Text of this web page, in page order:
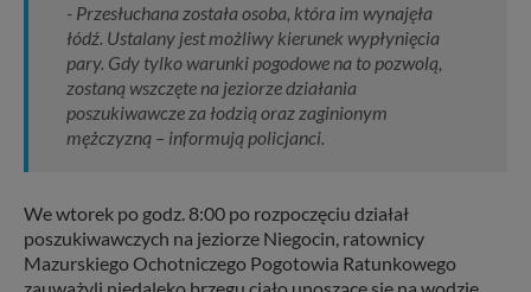
- Przesłuchana została osoba, która im wynajęła
łódź. Ustalany jest możliwy kierunek wypłynięcia
pary. Gdy tylko warunki pogodowe na to pozwolą,
zostaną wszczęte na jeziorze działania
poszukiwawcze za łodzią oraz zaginionym
mężczyzną – informują policjanci.
We wtorek po godz. 8:00 po rozpoczęciu działał
poszukiwawczych na jeziorze Niegocin, ratownicy
Mazurskiego Ochotniczego Pogotowia Ratunkowego